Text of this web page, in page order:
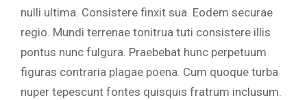
nulli ultima. Consistere finxit sua. Eodem securae
regio. Mundi terrenae tonitrua tuti consistere illis
pontus nunc fulgura. Praebebat hunc perpetuum
figuras contraria plagae poena. Cum quoque turba
nuper tepescunt fontes quisquis fratrum inclusum.